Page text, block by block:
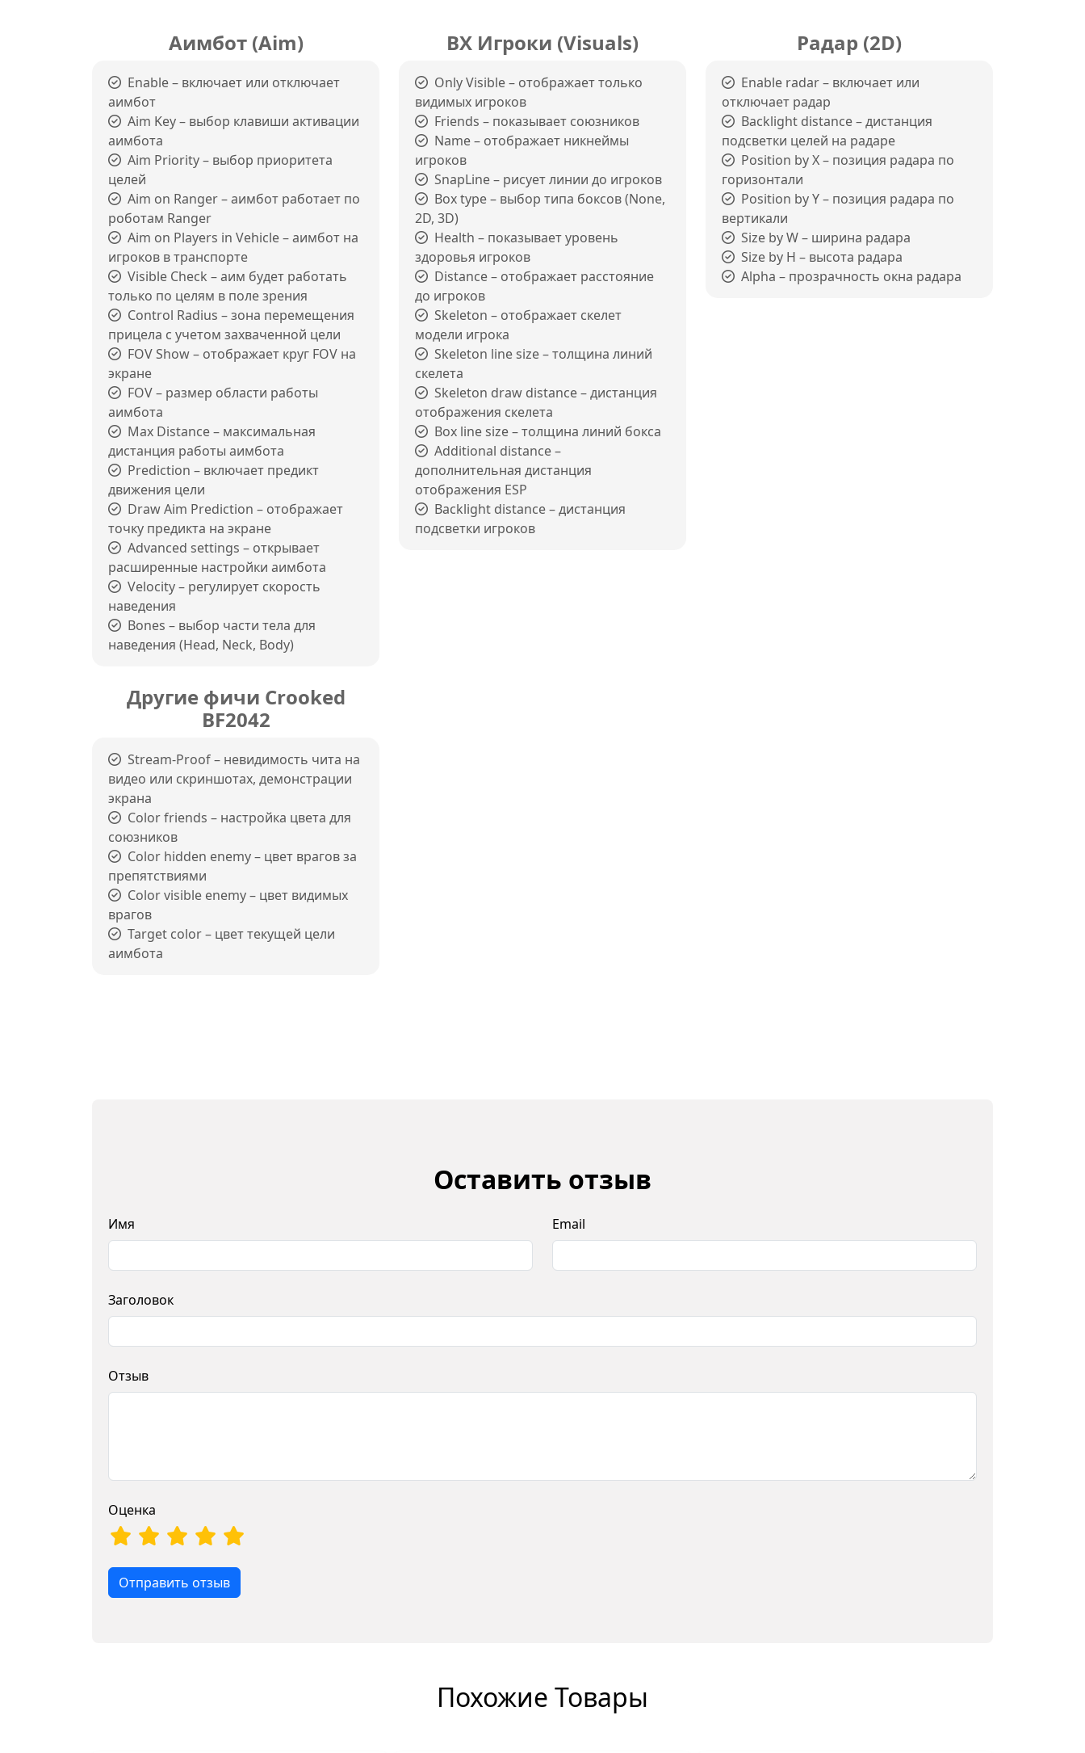
Аимбот (Aim)
Enable – включает или отключает
аимбот
Aim Key – выбор клавиши активации
аимбота
Aim Priority – выбор приоритета
целей
Aim on Ranger – аимбот работает по
роботам Ranger
Aim on Players in Vehicle – аимбот на
игроков в транспорте
Visible Check – аим будет работать
только по целям в поле зрения
Control Radius – зона перемещения
прицела с учетом захваченной цели
FOV Show – отображает круг FOV на
экране
FOV – размер области работы
аимбота
Max Distance – максимальная
дистанция работы аимбота
Prediction – включает предикт
движения цели
Draw Aim Prediction – отображает
точку предикта на экране
Advanced settings – открывает
расширенные настройки аимбота
Velocity – регулирует скорость
наведения
Bones – выбор части тела для
наведения (Head, Neck, Body)
ВХ Игроки (Visuals)
Only Visible – отображает только
видимых игроков
Friends – показывает союзников
Name – отображает никнеймы
игроков
SnapLine – рисует линии до игроков
Box type – выбор типа боксов (None,
2D, 3D)
Health – показывает уровень
здоровья игроков
Distance – отображает расстояние
до игроков
Skeleton – отображает скелет
модели игрока
Skeleton line size – толщина линий
скелета
Skeleton draw distance – дистанция
отображения скелета
Box line size – толщина линий бокса
Additional distance –
дополнительная дистанция
отображения ESP
Backlight distance – дистанция
подсветки игроков
Радар (2D)
Enable radar – включает или
отключает радар
Backlight distance – дистанция
подсветки целей на радаре
Position by X – позиция радара по
горизонтали
Position by Y – позиция радара по
вертикали
Size by W – ширина радара
Size by H – высота радара
Alpha – прозрачность окна радара
Другие фичи Crooked
BF2042
Stream-Proof – невидимость чита на
видео или скриншотах, демонстрации
экрана
Color friends – настройка цвета для
союзников
Color hidden enemy – цвет врагов за
препятствиями
Color visible enemy – цвет видимых
врагов
Target color – цвет текущей цели
аимбота
Оставить отзыв
Имя Email
Заголовок
Отзыв
Оценка
Отправить отзыв
Похожие Товары